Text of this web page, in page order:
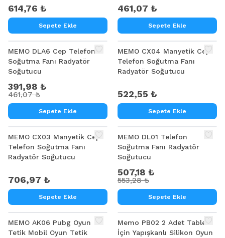
614,76 ₺
Sepete Ekle
461,07 ₺
Sepete Ekle
MEMO DLA6 Cep Telefon
Soğutma Fanı Radyatör
Soğutucu
391,98 ₺
461,07 ₺
Sepete Ekle
MEMO CX04 Manyetik Cep
Telefon Soğutma Fanı
Radyatör Soğutucu
522,55 ₺
Sepete Ekle
MEMO CX03 Manyetik Cep
Telefon Soğutma Fanı
Radyatör Soğutucu
706,97 ₺
Sepete Ekle
MEMO DL01 Telefon
Soğutma Fanı Radyatör
Soğutucu
507,18 ₺
553,28 ₺
Sepete Ekle
MEMO AK06 Pubg Oyun
Tetik Mobil Oyun Tetik
Memo PB02 2 Adet Tablet
İçin Yapışkanlı Silikon Oyun